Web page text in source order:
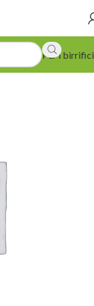
Per i birrifici